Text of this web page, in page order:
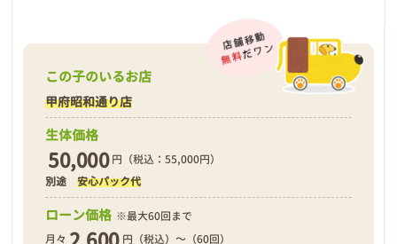
この子のいるお店
甲府昭和通り店
生体価格
50,000 円（税込：55,000円）
別途安心パック代
ローン価格 ※最大60回まで
月々
円（税込）～（60回）